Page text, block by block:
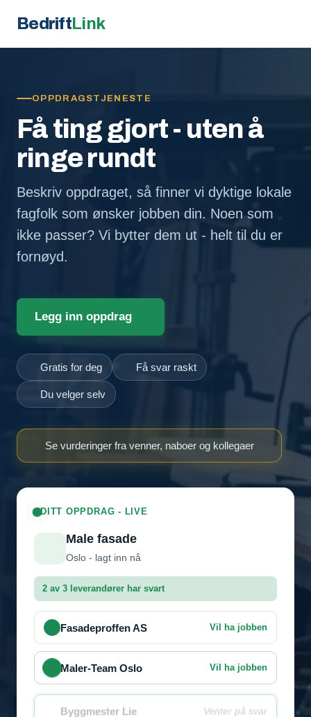
BedriftLink
OPPDRAGSTJENESTE
Få ting gjort - uten å
ringe rundt
Beskriv oppdraget, så finner vi dyktige lokale
fagfolk som ønsker jobben din. Noen som
ikke passer? Vi bytter dem ut - helt til du er
fornøyd.
Legg inn oppdrag
Gratis for deg Få svar raskt
Du velger selv
Se vurderinger fra venner, naboer og kollegaer
DITT OPPDRAG - LIVE
Male fasade
Oslo - lagt inn nå
2 av 3 leverandører har svart
Fasadeproffen AS Vil ha jobben
Maler-Team Oslo Vil ha jobben
Byggmester Lie Venter på svar